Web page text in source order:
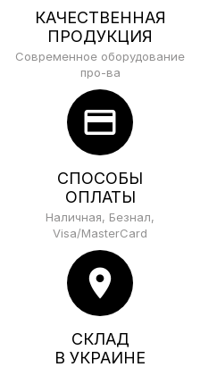
КАЧЕСТВЕННАЯ
ПРОДУКЦИЯ
Современное оборудование
про-ва
credit_card
СПОСОБЫ
ОПЛАТЫ
Наличная, Безнал,
Visa/MasterCard
location_on
СКЛАД
В УКРАИНЕ